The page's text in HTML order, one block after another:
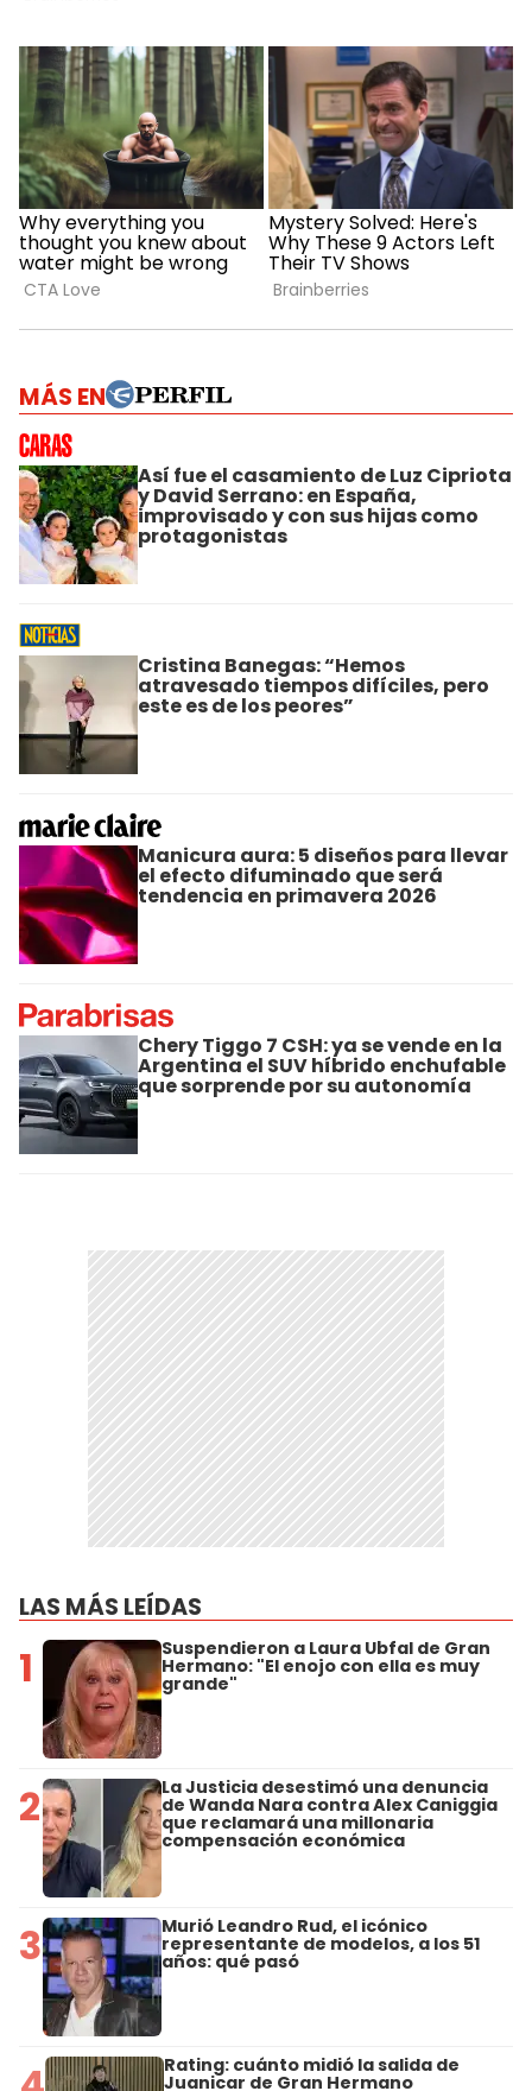
MÁS EN
Así fue el casamiento de Luz Cipriota
y David Serrano: en España,
improvisado y con sus hijas como
protagonistas
Cristina Banegas: “Hemos
atravesado tiempos difíciles, pero
este es de los peores”
Manicura aura: 5 diseños para llevar
el efecto difuminado que será
tendencia en primavera 2026
Chery Tiggo 7 CSH: ya se vende en la
Argentina el SUV híbrido enchufable
que sorprende por su autonomía
LAS MÁS LEÍDAS
1 Suspendieron a Laura Ubfal de Gran
Hermano: "El enojo con ella es muy
grande"
2 La Justicia desestimó una denuncia
de Wanda Nara contra Alex Caniggia
que reclamará una millonaria
compensación económica
3 Murió Leandro Rud, el icónico
representante de modelos, a los 51
años: qué pasó
Rating: cuánto midió la salida de
Juanicar de Gran Hermano